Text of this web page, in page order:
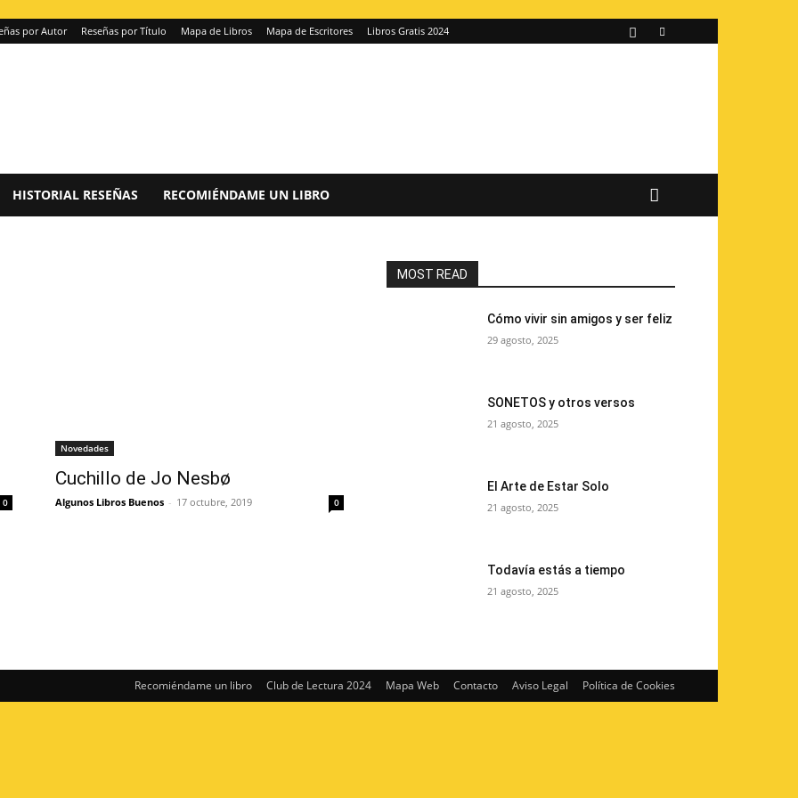
por Autor Reseñas por Título Mapa de Libros Mapa de Escritores Libros Gratis 2024
HISTORIAL RESEÑAS RECOMIÉNDAME UN LIBRO
0
Novedades
Cuchillo de Jo Nesbø
Algunos Libros Buenos - 17 octubre, 2019 0
MOST READ
Cómo vivir sin amigos y ser feliz
29 agosto, 2025
SONETOS y otros versos
21 agosto, 2025
El Arte de Estar Solo
21 agosto, 2025
Todavía estás a tiempo
21 agosto, 2025
Recomiéndame un libro Club de Lectura 2024 Mapa Web Contacto Aviso Legal Política de Cookies